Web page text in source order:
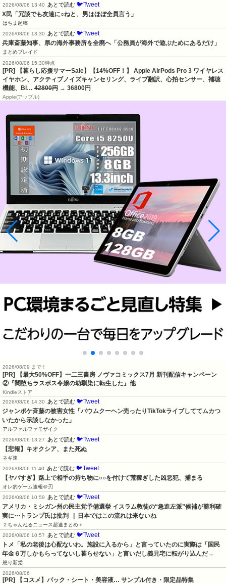
2026/08/06 13:40
あとで読む 🐦Tweet
X民「冗談でも友達に○ねと、男はほぼ全員言う」
はちま起稿
2026/08/06 13:30
あとで読む 🐦Tweet
兵庫斎藤知事、県の海外事務所を全廃へ「公務員が海外で遊ぶためにあるだけ」
まとめブレイド
2026/08/06 15:30時点
[PR] 【暮らし応援サマーSale】【14%OFF！】 Apple AirPods Pro 3 ワイヤレス
イヤホン、アクティブノイズキャンセリング、ライブ翻訳、心拍センサー、補聴
機能、Bl… 42800円 → 36800円
Apple(アップル)
2026/08/09 まで！
[PR] 【最大50%OFF】一二三書房 ノヴァコミックス7月 新刊配信キャンペーン
②『闇堕ちラスボス令嬢の幼馴染に転生した』他
Kindleストア
2026/08/06 14:30
あとで読む 🐦Tweet
ジャンポケ斉藤の被害女性「バウムクーヘン売ったりTikTokライブしててムカつ
いたから示談しなかった」
アルファルファモザイク
2026/08/06 13:27
あとで読む 🐦Tweet
【悲報】キオクシア、また死ぬ
ネギ速
2026/08/06 11:40
あとで読む 🐦Tweet
【ヤバすぎ】路上で相手の持ち物に○○を付けて荒稼ぎした凶悪犯、捕まる
オレ的ゲーム速報＠刃
2026/08/06 10:59
あとで読む 🐦Tweet
アメリカ・ミシガン州の民主党予備選挙 イスラム教徒の“急進左派”候補が勝利確
実に⋯トランプ氏は批判   |  日本ではこの流れは来ないね
２ちゃんねるニュース超速まとめ＋
2026/08/06 10:57
あとで読む 🐦Tweet
トメ「私の老後は心配ないわ。施設に入るから」と言っていたのに実際は「国民
年金６万しかもらってないし暮らせない」と言いだし義兄宅に転がり込んだ→
怒り新党
2026/08/06
[PR] 【コスメ】パック・シート・美容液… サンプル付き・限定品特集